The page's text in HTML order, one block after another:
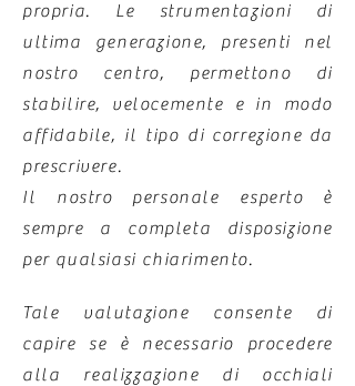
propria. Le strumentazioni di
ultima generazione, presenti nel
nostro centro, permettono di
stabilire, velocemente e in modo
affidabile, il tipo di correzione da
prescrivere.
Il nostro personale esperto è
sempre a completa disposizione
per qualsiasi chiarimento.
Tale valutazione consente di
capire se è necessario procedere
alla realizzazione di occhiali